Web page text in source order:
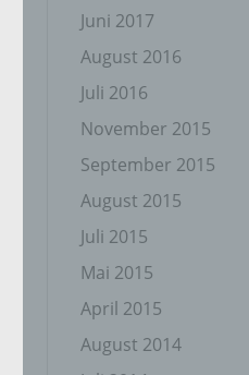
Juni 2017
August 2016
Juli 2016
November 2015
September 2015
August 2015
Juli 2015
Mai 2015
April 2015
August 2014